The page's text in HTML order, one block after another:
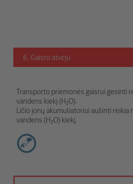
6. Gaisro atveju
Transporto priemonės gaisrui gesinti
vandens kiekį (H₂O).
Ličio jonų akumuliatoriui aušinti reikia
vandens (H₂O) kiekį.